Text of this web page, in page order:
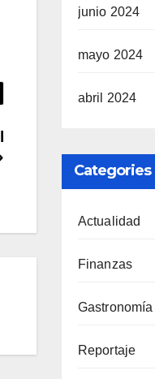
junio 2024
mayo 2024
abril 2024
Categories
Actualidad
Finanzas
Gastronomía
Reportaje